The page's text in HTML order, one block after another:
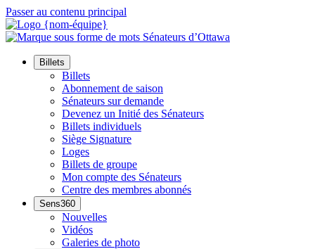
Passer au contenu principal
Billets
Billets
Abonnement de saison
Sénateurs sur demande
Devenez un Initié des Sénateurs
Billets individuels
Siège Signature
Loges
Billets de groupe
Mon compte des Sénateurs
Centre des membres abonnés
Sens360
Nouvelles
Vidéos
Galeries de photo